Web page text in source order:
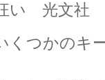
い 光文社
くつかのキ